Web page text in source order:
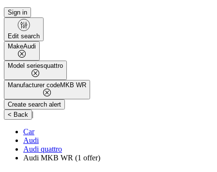
Sign in
Edit search
MakeAudi
Model seriesquattro
Manufacturer codeMKB WR
Create search alert
< Back |
Car
Audi
Audi quattro
Audi MKB WR (1 offer)